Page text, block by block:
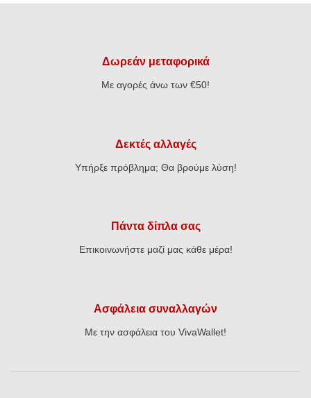
Δωρεάν μεταφορικά
Με αγορές άνω των €50!
Δεκτές αλλαγές
Υπήρξε πρόβλημα; Θα βρούμε λύση!
Πάντα δίπλα σας
Επικοινωνήστε μαζί μας κάθε μέρα!
Ασφάλεια συναλλαγών
Με την ασφάλεια του VivaWallet!